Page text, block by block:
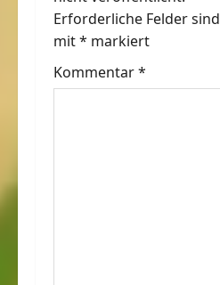
n
a
v
Erforderliche Felder sind
mit* markiert
Kommentar*